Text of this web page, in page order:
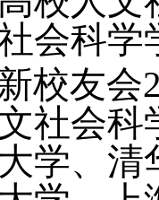
会科
校友会
文社会
学、清